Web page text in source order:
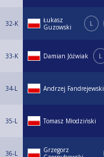
32-K
Łukasz
Guzowski
L
33-K Damian Jóźwiak L
34-L Andrzej Fandrejewski
35-L Tomasz Młodziński
36-L
Grzegorz